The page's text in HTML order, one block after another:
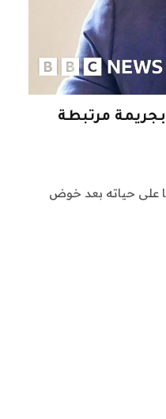
مرتبطة
على حياته بعد خوض